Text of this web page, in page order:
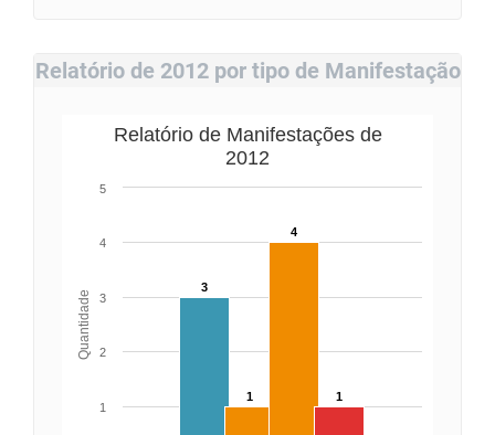
Relatório de 2012 por tipo de Manifestação
Quantidade
Relatório de Manifestações de
2012
3
1
4
1
1
2
3
4
5